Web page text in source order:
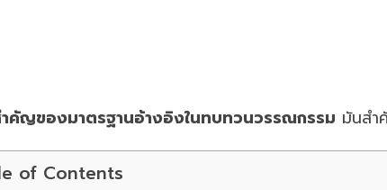
คัญของมาตรฐานอ้างอิงในทบทวนวรรณกรรม มันสำ
of Contents